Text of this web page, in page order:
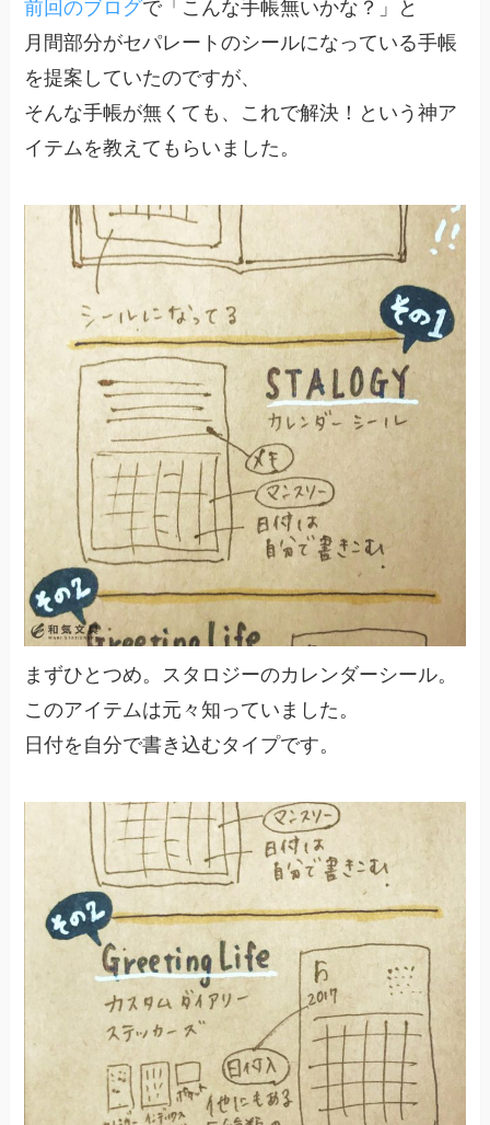
前回のブログで「こんな手帳無いかな？」と
月間部分がセパレートのシールになっている手帳
を提案していたのですが、
そんな手帳が無くても、これで解決！という神ア
イテムを教えてもらいました。
まずひとつめ。スタロジーのカレンダーシール。
このアイテムは元々知っていました。
日付を自分で書き込むタイプです。